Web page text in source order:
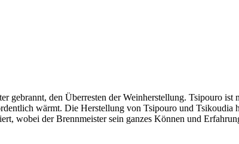
gebrannt, den Überresten der Weinherstellung. Tsipouro
wärmt. Die Herstellung von Tsipouro und Tsikoudia
wobei der Brennmeister sein ganzes Können und